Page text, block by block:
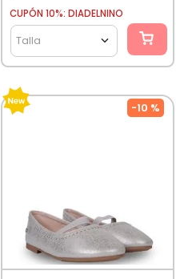
CUPÓN 10%: DIADELNINO
Talla
-10 %